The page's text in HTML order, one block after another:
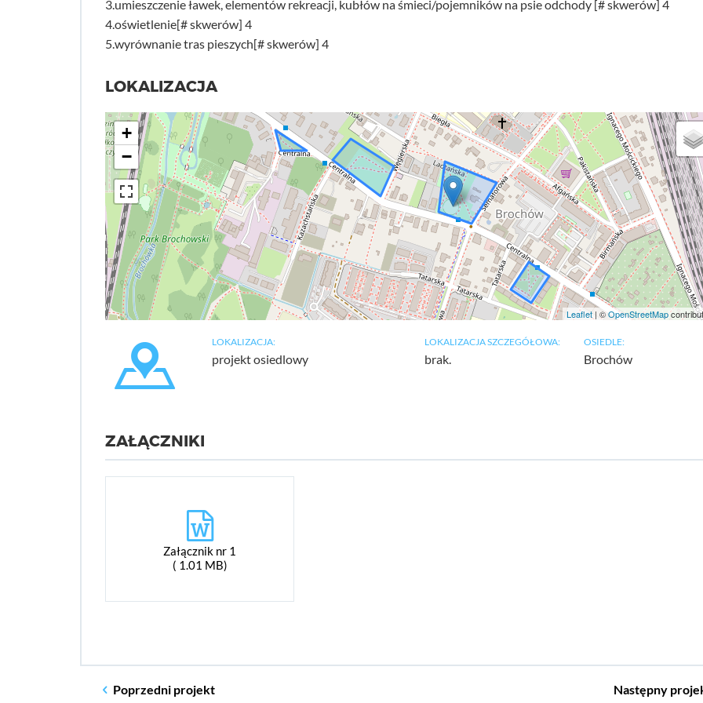
3.umieszczenie ławek, elementów rekreacji, kubłów na śmieci/pojemników na psie odchody [# skwerów] 4
4.oświetlenie[# skwerów] 4
5.wyrównanie tras pieszych[# skwerów] 4
LOKALIZACJA
+
−
Leaflet| ©OpenStreetMap
LOKALIZACJA:
projekt osiedlowy
LOKALIZACJA SZCZEGÓŁOWA:
brak.
OSIEDLE:
Brochów
ZAŁĄCZNIKI
Załącznik nr 1
( 1.01 MB)
Poprzedni projekt Następny